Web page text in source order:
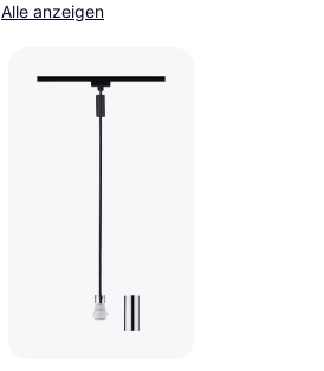
Alle anzeigen